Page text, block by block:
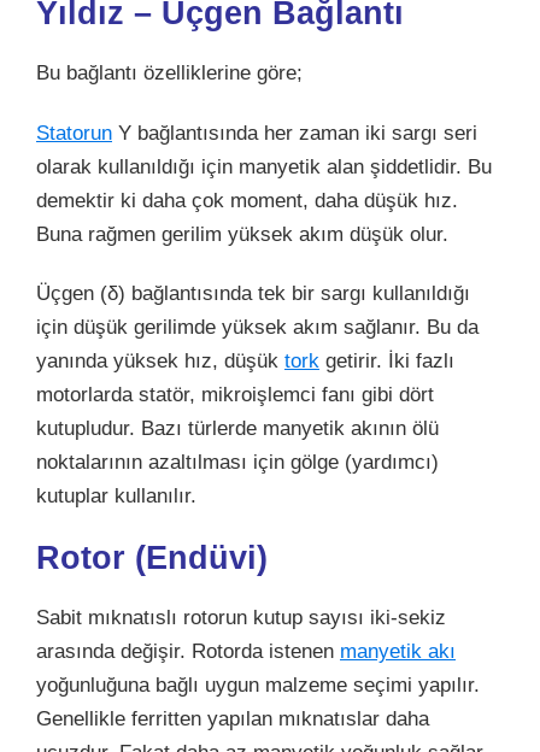
Yıldız – Üçgen Bağlantı
Bu bağlantı özelliklerine göre;
Statorun Y bağlantısında her zaman iki sargı seri
olarak kullanıldığı için manyetik alan şiddetlidir. Bu
demektir ki daha çok moment, daha düşük hız.
Buna rağmen gerilim yüksek akım düşük olur.
Üçgen (δ) bağlantısında tek bir sargı kullanıldığı
için düşük gerilimde yüksek akım sağlanır. Bu da
yanında yüksek hız, düşük tork getirir. İki fazlı
motorlarda statör, mikroişlemci fanı gibi dört
kutupludur. Bazı türlerde manyetik akının ölü
noktalarının azaltılması için gölge (yardımcı)
kutuplar kullanılır.
Rotor (Endüvi)
Sabit mıknatıslı rotorun kutup sayısı iki-sekiz
arasında değişir. Rotorda istenen manyetik akı
yoğunluğuna bağlı uygun malzeme seçimi yapılır.
Genellikle ferritten yapılan mıknatıslar daha